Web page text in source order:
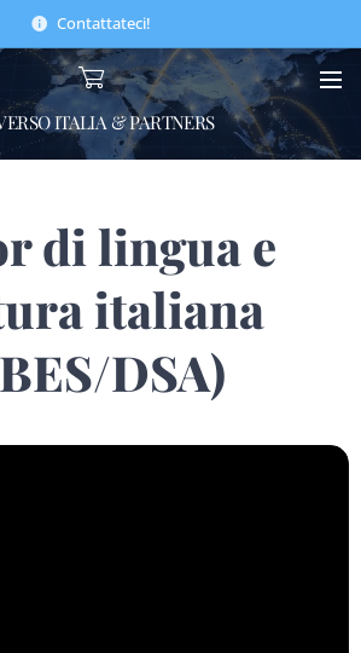
Contattateci!
ITALIA & PARTNERS
di lingua e
italiana
DSA)